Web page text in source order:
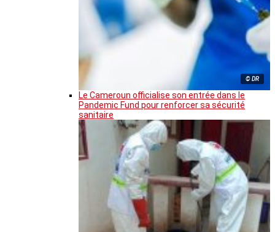
© DR
Le Cameroun officialise son entrée dans le
Pandemic Fund pour renforcer sa sécurité
sanitaire